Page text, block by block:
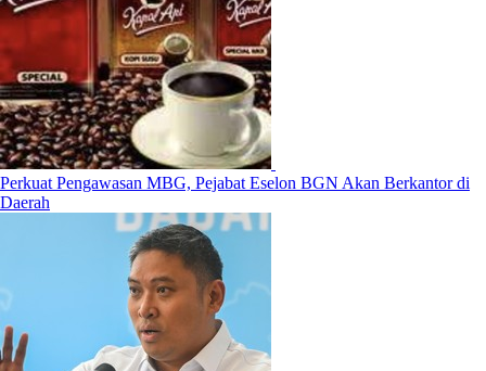
Perkuat Pengawasan MBG, Pejabat Eselon BGN Akan Berkantor di
Daerah